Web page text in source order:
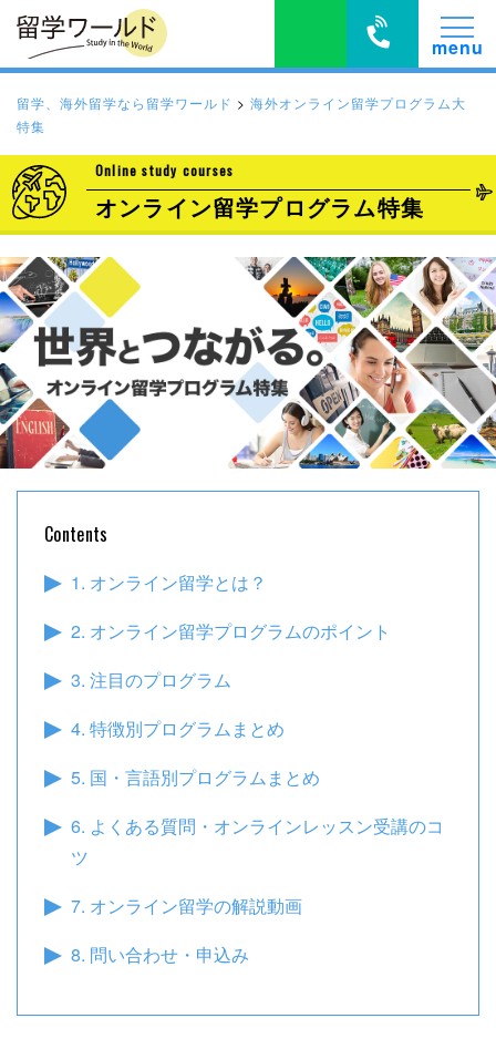
留学、海外留学なら留学ワールド > 海外オンライン留学プログラム大
特集
Online study courses
オンライン留学プログラム特集
Contents
1. オンライン留学とは？
2. オンライン留学プログラムのポイント
3. 注目のプログラム
4. 特徴別プログラムまとめ
5. 国・言語別プログラムまとめ
6. よくある質問・オンラインレッスン受講のコ
ツ
7. オンライン留学の解説動画
8. 問い合わせ・申込み